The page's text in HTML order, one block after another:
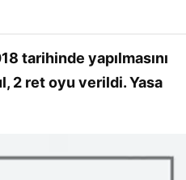
tarihinde yapılmasını
2 ret oyu verildi. Yasa